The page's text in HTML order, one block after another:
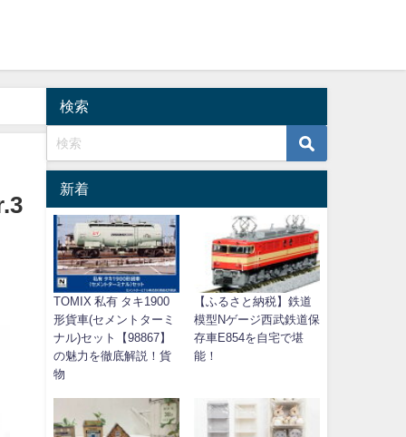
検索
新着
TOMIX 私有 タキ1900
形貨車(セメントターミ
ナル)セット【98867】
の魅力を徹底解説！貨
物
【ふるさと納税】鉄道
模型Nゲージ西武鉄道保
存車E854を自宅で堪
能！